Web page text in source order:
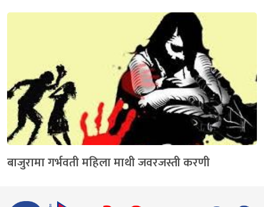
बाजुरामा गर्भवती महिला माथी जवरजस्ती करणी